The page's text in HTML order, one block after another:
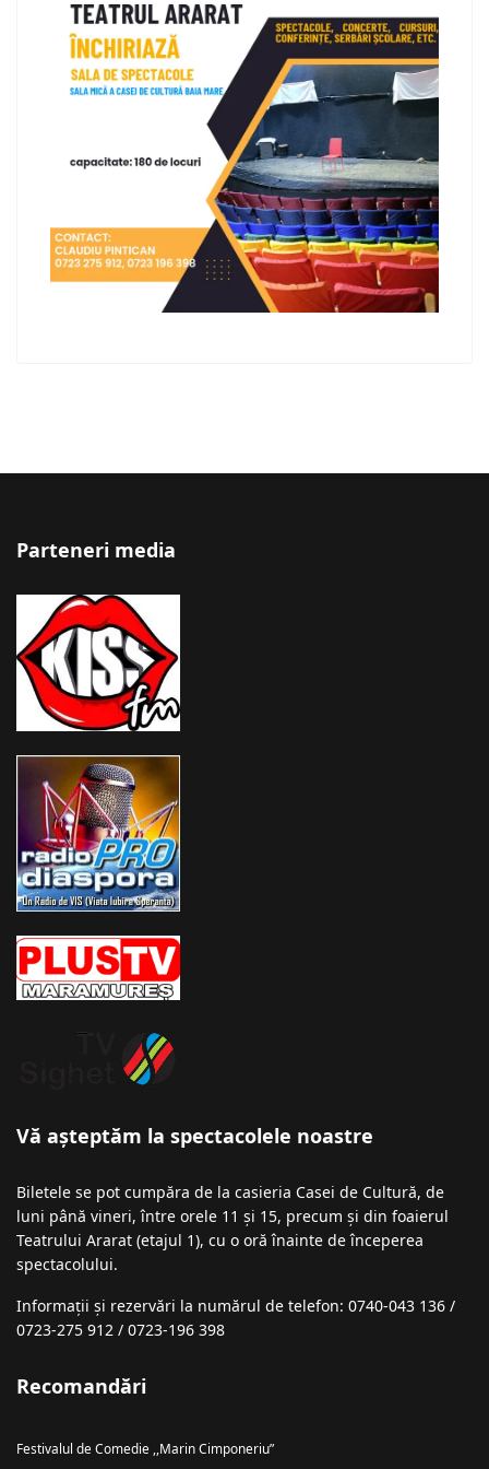
Parteneri media
Vă așteptăm la spectacolele noastre
Biletele se pot cumpăra de la casieria Casei de Cultură, de
luni până vineri, între orele 11 și 15, precum și din foaierul
Teatrului Ararat (etajul 1), cu o oră înainte de începerea
spectacolului.
Informații şi rezervări la numărul de telefon: 0740-043 136 /
0723-275 912 / 0723-196 398
Recomandări
Festivalul de Comedie ,,Marin Cimponeriu”